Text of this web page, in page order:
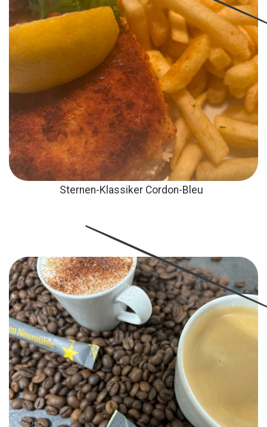
Sternen-Klassiker Cordon-Bleu